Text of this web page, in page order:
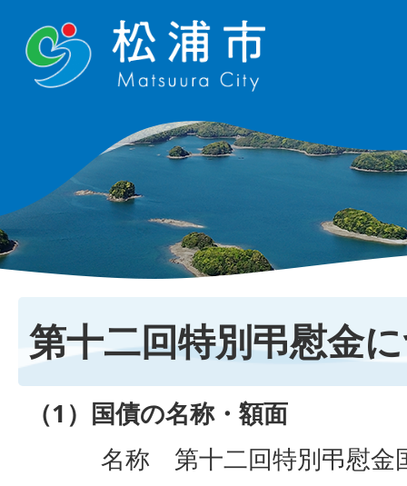
第十二回特別弔慰金
（1）国債の名称・額面
名称 第十二回特別弔慰金国